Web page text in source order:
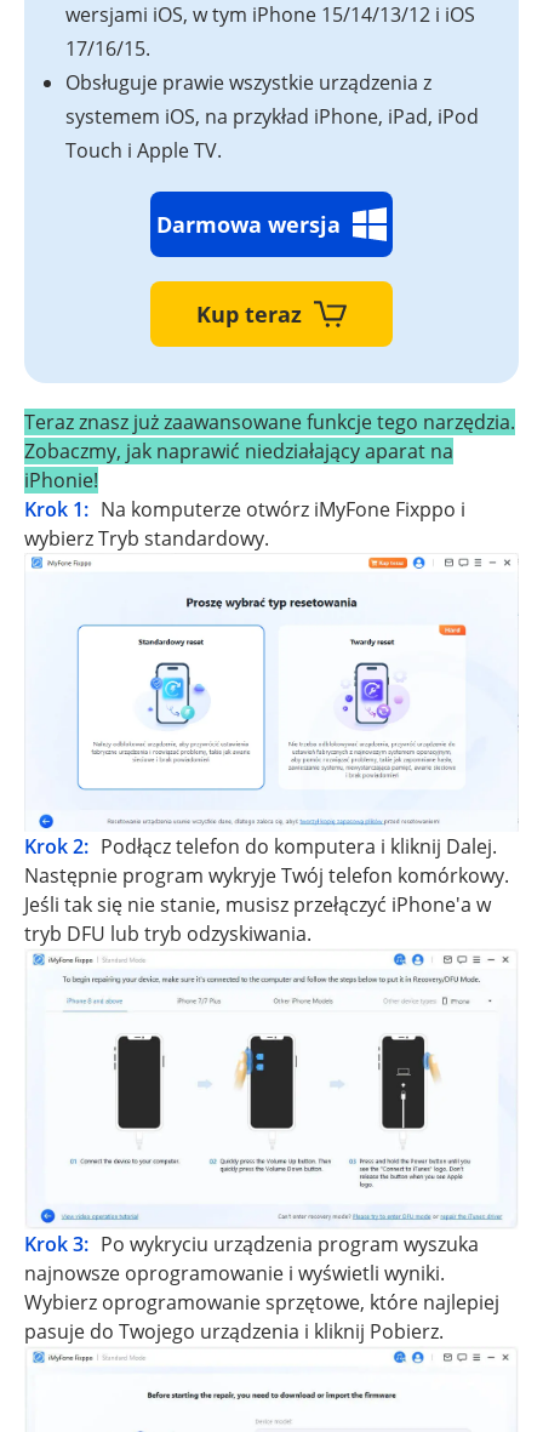
wersjami iOS, w tym iPhone 15/14/13/12 i iOS
17/16/15.
Obsługuje prawie wszystkie urządzenia z
systemem iOS, na przykład iPhone, iPad, iPod
Touch i Apple TV.
Darmowa wersja
Kup teraz
Teraz znasz już zaawansowane funkcje tego narzędzia.
Zobaczmy, jak naprawić niedziałający aparat na
iPhonie!
Krok 1: Na komputerze otwórz iMyFone Fixppo i
wybierz Tryb standardowy.
Krok 2: Podłącz telefon do komputera i kliknij Dalej.
Następnie program wykryje Twój telefon komórkowy.
Jeśli tak się nie stanie, musisz przełączyć iPhone'a w
tryb DFU lub tryb odzyskiwania.
Krok 3: Po wykryciu urządzenia program wyszuka
najnowsze oprogramowanie i wyświetli wyniki.
Wybierz oprogramowanie sprzętowe, które najlepiej
pasuje do Twojego urządzenia i kliknij Pobierz.